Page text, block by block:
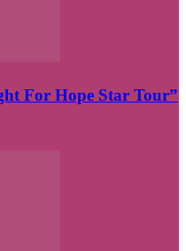
For Hope Star Tour”